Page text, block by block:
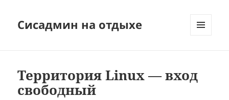
Сисадмин на отдыхе
Территория Linux — вход
свободный